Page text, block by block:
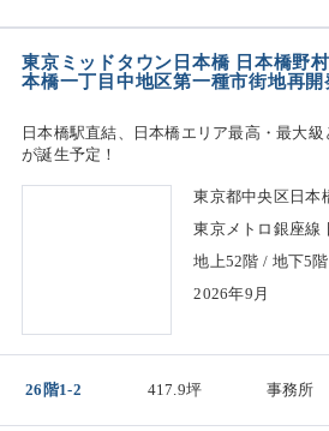
東京ミッドタウン日本橋 日本橋野
本橋一丁目中地区第一種市街地再開
日本橋駅直結、日本橋エリア最高・最大
が誕生予定！
東京都中央区日本
東京メトロ銀座線
地上52階 / 地下5階
2026年9月
26階1-2 417.9坪 事務所